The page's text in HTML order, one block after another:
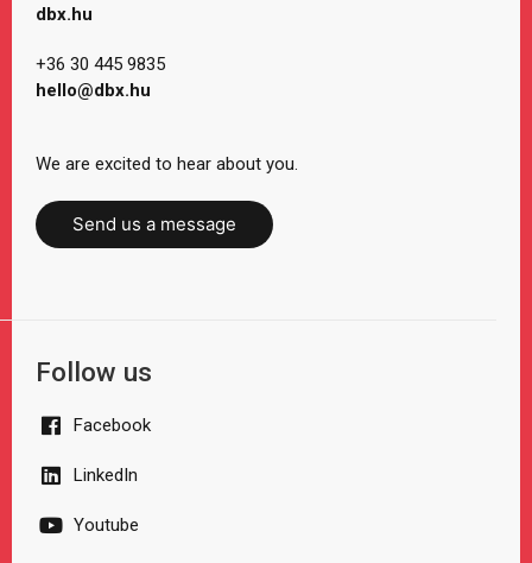
dbx.hu
+36 30 445 9835
hello@dbx.hu
We are excited to hear about you.
Send us a message
Follow us
Facebook
LinkedIn
Youtube